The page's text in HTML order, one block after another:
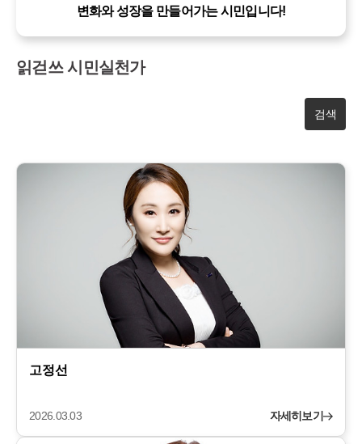
변화와 성장을 만들어가는 시민입니다!
읽걷쓰 시민실천가
검색
고정선
2026.03.03 자세히보기